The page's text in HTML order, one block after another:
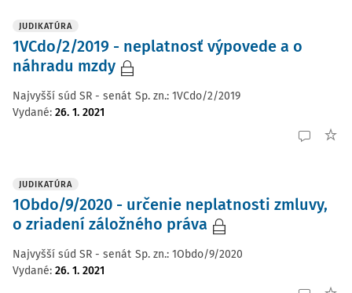
JUDIKATÚRA
1VCdo/2/2019 - neplatnosť výpovede a o
náhradu mzdy
Najvyšší súd SR - senát Sp. zn.: 1VCdo/2/2019
Vydané: 26. 1. 2021
JUDIKATÚRA
1Obdo/9/2020 - určenie neplatnosti zmluvy,
o zriadení záložného práva
Najvyšší súd SR - senát Sp. zn.: 1Obdo/9/2020
Vydané: 26. 1. 2021